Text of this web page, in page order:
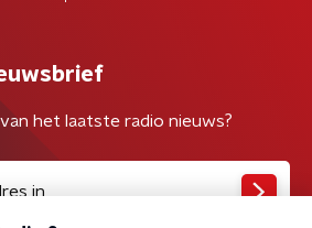
het laatste radio nieuws?